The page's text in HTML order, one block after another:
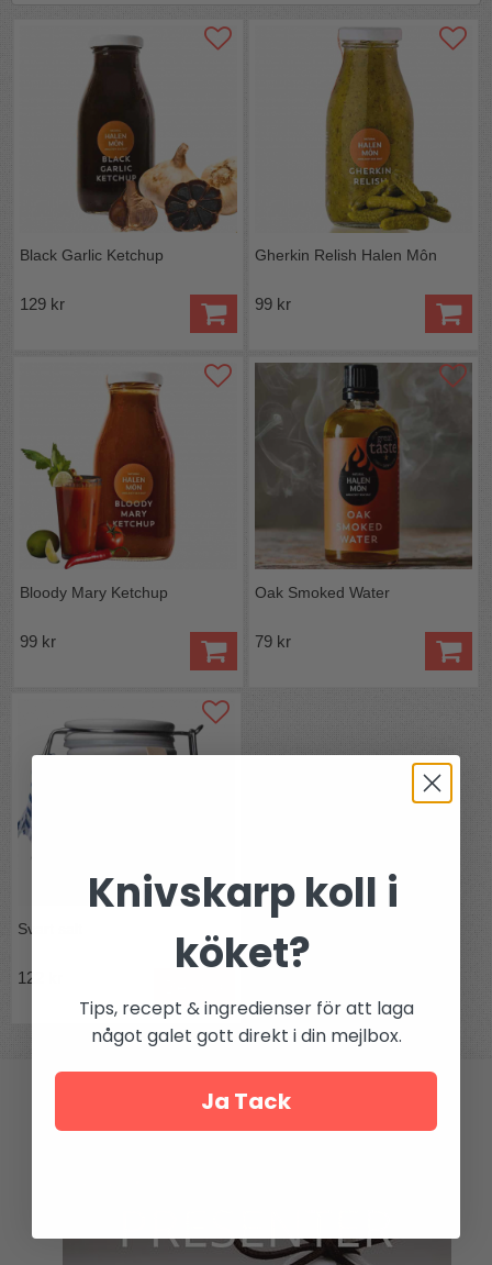
Black Garlic Ketchup
129 kr
Gherkin Relish Halen Môn
99 kr
Bloody Mary Ketchup
99 kr
Oak Smoked Water
79 kr
Svart salt
122 kr
Knivskarp koll i
köket?
Tips, recept & ingredienser för att laga
något galet gott direkt i din mejlbox.
Ja Tack